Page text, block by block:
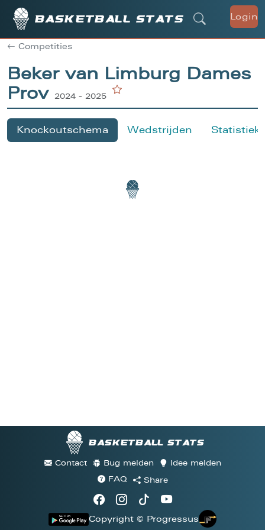
Basketball stats Login
Competities
Beker van Limburg Dames
Prov
2024 - 2025
Knockoutschema Wedstrijden
Basketball stats
Contact Bug melden
Idee melden
FAQ
Share
Copyright © Progressus